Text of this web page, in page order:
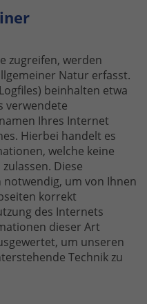
zugreifen, werden
Natur erfasst.
beinhalten etwa
verwendete
Ihres Internet
Hierbei handelt es
welche keine
Diese
um von Ihnen
korrekt
des Internets
dieser Art
um unseren
Technik zu